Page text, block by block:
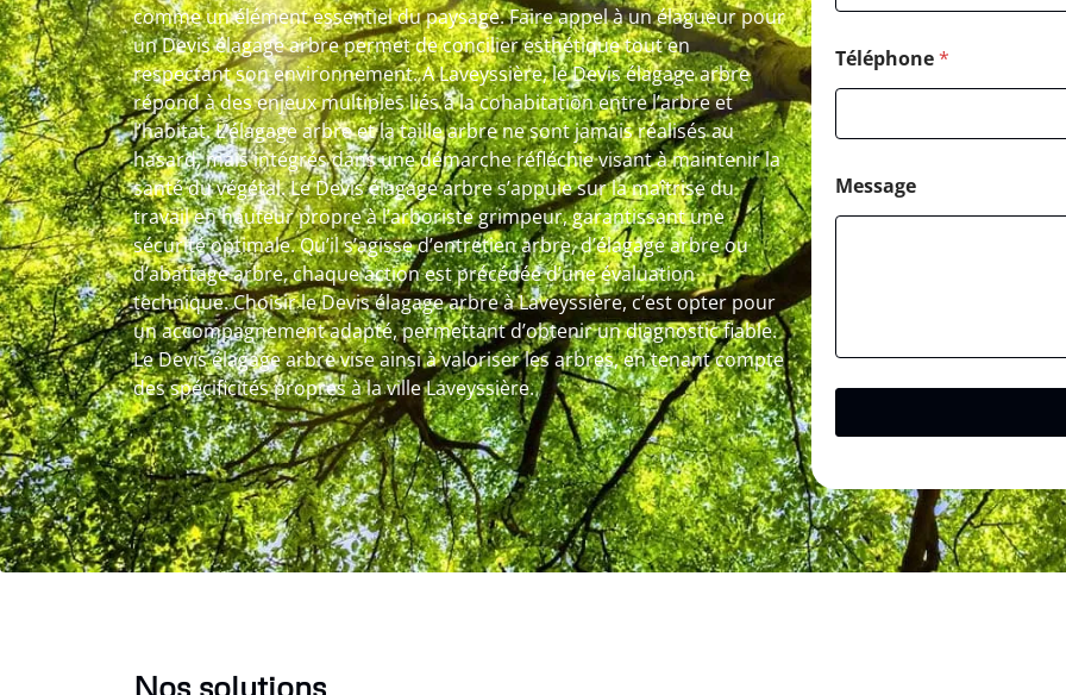
comme un élément essentiel du paysage. Faire appel à un élagueur pour
un Devis élagage arbre permet de concilier esthétique tout en
respectant son environnement. A Laveyssière, le Devis élagage arbre
répond à des enjeux multiples liés à la cohabitation entre l’arbre et
l’habitat. L’élagage arbre et la taille arbre ne sont jamais réalisés au
hasard, mais intégrés dans une démarche réfléchie visant à maintenir la
santé du végétal. Le Devis élagage arbre s’appuie sur la maîtrise du
travail en hauteur propre à l’arboriste grimpeur, garantissant une
sécurité optimale. Qu’il s’agisse d’entretien arbre, d’élagage arbre ou
d’abattage arbre, chaque action est précédée d’une évaluation
technique. Choisir le Devis élagage arbre à Laveyssière, c’est opter pour
un accompagnement adapté, permettant d’obtenir un diagnostic fiable.
Le Devis élagage arbre vise ainsi à valoriser les arbres, en tenant compte
des spécificités propres à la ville Laveyssière.
Téléphone*
Message
Nos solutions